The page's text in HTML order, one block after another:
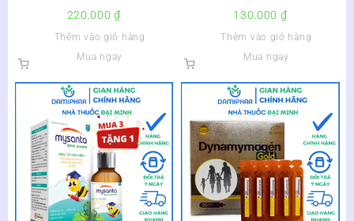
VISTATAB VISTA USA LỌ 60
VIÊN – BỔ SUNG VI CHẤT
CHO CƠ THỂ – Lọ 60 viên
220.000₫
Thêm vào giỏ hàng
Mua ngay
Care Hộp 20 Ống
130.000 ₫
Thêm vào giỏ hàng
Mua ngay